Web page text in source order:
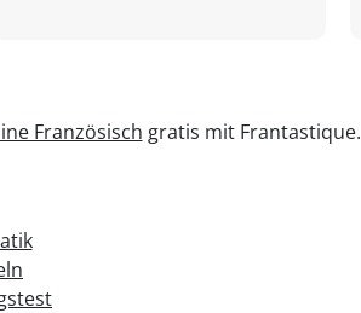
Französisch gratis mit Frantastique.